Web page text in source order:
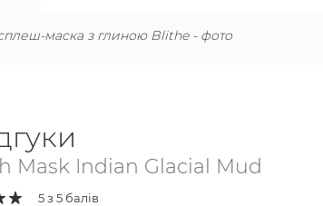
маска з глиною Blithe - фото
Mask Indian Glacial Mud
5 з 5 балів